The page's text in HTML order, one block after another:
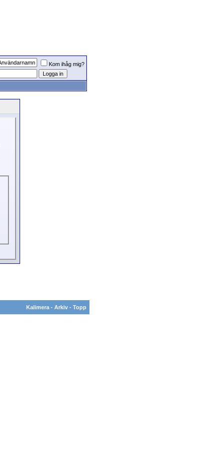
Kom ihåg mig?
Kalimera - Arkiv - Topp